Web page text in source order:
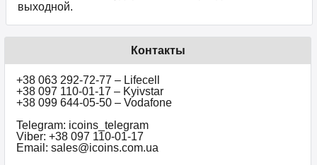
выходной.
Контакты
+38 063 292-72-77 – Lifecell
+38 097 110-01-17 – Kyivstar
+38 099 644-05-50 – Vodafone
Telegram: icoins_telegram
Viber: +38 097 110-01-17
Email: sales@icoins.com.ua